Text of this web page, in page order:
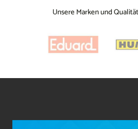
Unsere Marken und